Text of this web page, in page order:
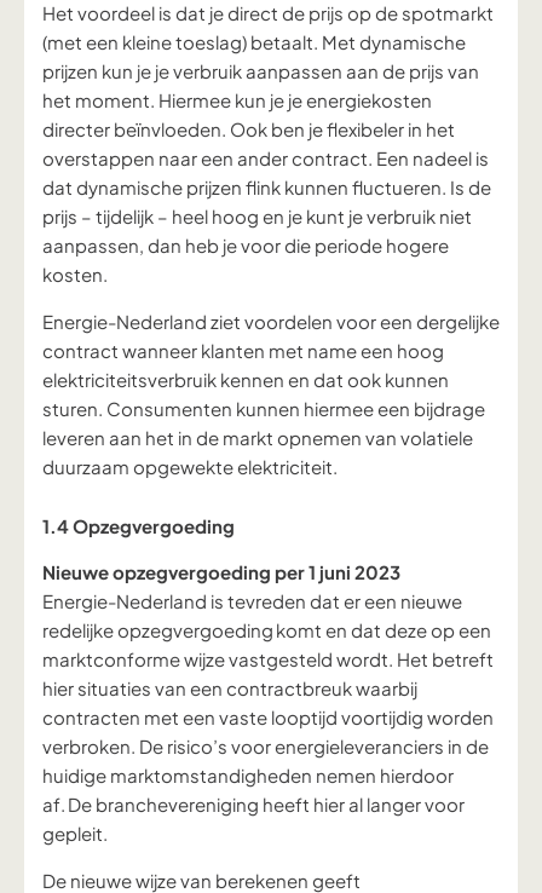
Het voordeel is dat je direct de prijs op de spotmarkt
(met een kleine toeslag) betaalt. Met dynamische
prijzen kun je je verbruik aanpassen aan de prijs van
het moment. Hiermee kun je je energiekosten
directer beïnvloeden. Ook ben je flexibeler in het
overstappen naar een ander contract. Een nadeel is
dat dynamische prijzen flink kunnen fluctueren. Is de
prijs – tijdelijk – heel hoog en je kunt je verbruik niet
aanpassen, dan heb je voor die periode hogere
kosten.
Energie-Nederland ziet voordelen voor een dergelijke
contract wanneer klanten met name een hoog
elektriciteitsverbruik kennen en dat ook kunnen
sturen. Consumenten kunnen hiermee een bijdrage
leveren aan het in de markt opnemen van volatiele
duurzaam opgewekte elektriciteit.
1.4 Opzegvergoeding
Nieuwe opzegvergoeding per 1 juni 2023
Energie-Nederland is tevreden dat er een nieuwe
redelijke opzegvergoeding komt en dat deze op een
marktconforme wijze vastgesteld wordt. Het betreft
hier situaties van een contractbreuk waarbij
contracten met een vaste looptijd voortijdig worden
verbroken. De risico’s voor energieleveranciers in de
huidige marktomstandigheden nemen hierdoor
af. De branchevereniging heeft hier al langervoor
gepleit.
De nieuwe wijze van berekenen geeft